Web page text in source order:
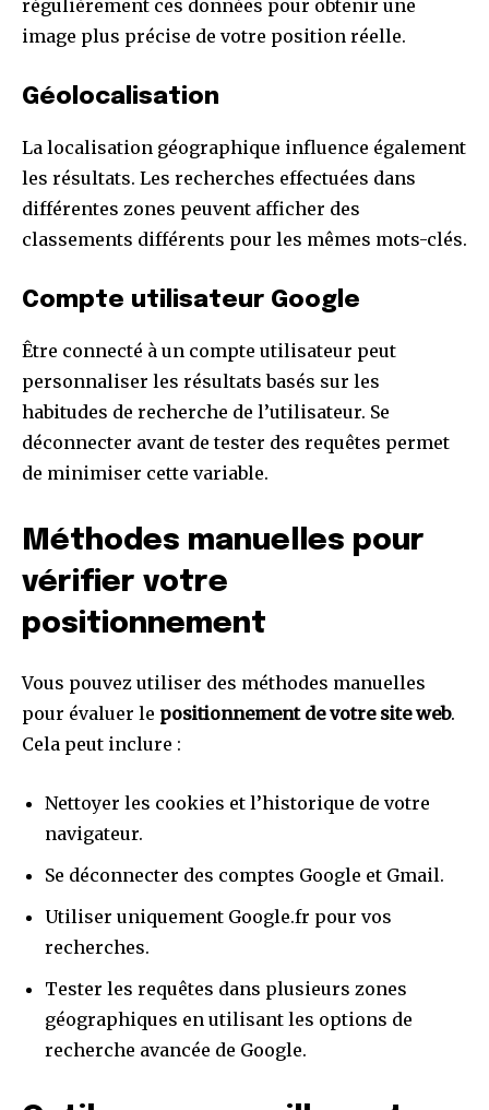
régulièrement ces données pour obtenir une
image plus précise de votre position réelle.
Géolocalisation
La localisation géographique influence également
les résultats. Les recherches effectuées dans
différentes zones peuvent afficher des
classements différents pour les mêmes mots-clés.
Compte utilisateur Google
Être connecté à un compte utilisateur peut
personnaliser les résultats basés sur les
habitudes de recherche de l’utilisateur. Se
déconnecter avant de tester des requêtes permet
de minimiser cette variable.
Méthodes manuelles pour
vérifier votre
positionnement
Vous pouvez utiliser des méthodes manuelles
pour évaluer le positionnement de votre site web.
Cela peut inclure :
Nettoyer les cookies et l’historique de votre
navigateur.
Se déconnecter des comptes Google et Gmail.
Utiliser uniquement Google.fr pour vos
recherches.
Tester les requêtes dans plusieurs zones
géographiques en utilisant les options de
recherche avancée de Google.